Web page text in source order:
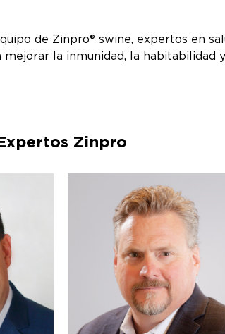
de Zinpro® swine, expertos en
la inmunidad, la habitabilidad
Zinpro